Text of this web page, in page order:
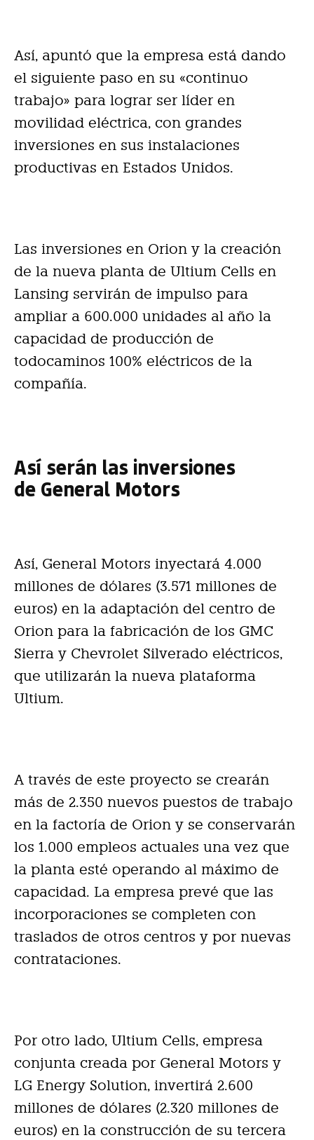
Así, apuntó que la empresa está dando
el siguiente paso en su «continuo
trabajo» para lograr ser líder en
movilidad eléctrica, con grandes
inversiones en sus instalaciones
productivas en Estados Unidos.
Las inversiones en Orion y la creación
de la nueva planta de Ultium Cells en
Lansing servirán de impulso para
ampliar a 600.000 unidades al año la
capacidad de producción de
todocaminos 100% eléctricos de la
compañía.
Así serán las inversiones
de General Motors
Así, General Motors inyectará 4.000
millones de dólares (3.571 millones de
euros) en la adaptación del centro de
Orion para la fabricación de los GMC
Sierra y Chevrolet Silverado eléctricos,
que utilizarán la nueva plataforma
Ultium.
A través de este proyecto se crearán
más de 2.350 nuevos puestos de trabajo
en la factoría de Orion y se conservarán
los 1.000 empleos actuales una vez que
la planta esté operando al máximo de
capacidad. La empresa prevé que las
incorporaciones se completen con
traslados de otros centros y por nuevas
contrataciones.
Por otro lado, Ultium Cells, empresa
conjunta creada por General Motors y
LG Energy Solution, invertirá 2.600
millones de dólares (2.320 millones de
euros) en la construcción de su tercera